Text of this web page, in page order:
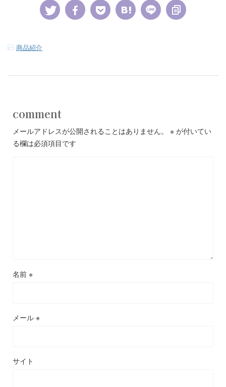
-商品紹介
comment
メールアドレスが公開されることはありません。 ※ が付いてい
る欄は必須項目です
名前 ※
メール ※
サイト